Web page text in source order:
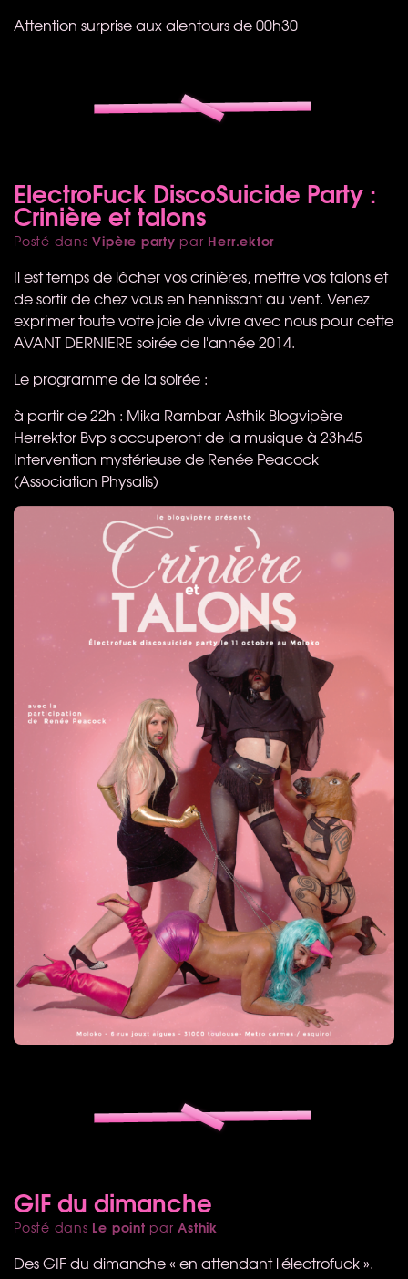
Attention surprise aux alentours de 00h30
ElectroFuck DiscoSuicide Party :
Crinière et talons
Posté dansVipère party par Herr.ektor
Il est temps de lâcher vos crinières, mettre vos talons et
de sortir de chez vous en hennissant au vent. Venez
exprimer toute votre joie de vivre avec nous pour cette
AVANT DERNIERE soirée de l'année 2014.
Le programme de la soirée :
à partir de 22h : Mika Rambar Asthik Blogvipère
Herrektor Bvp s'occuperont de la musique à 23h45
Intervention mystérieuse de Renée Peacock
(Association Physalis)
GIF du dimanche
Posté dans Le point parAsthik
DesGIFdu dimanche « en attendant l'électrofuck ».